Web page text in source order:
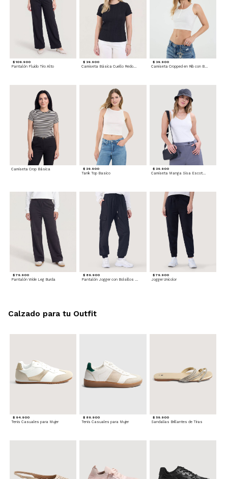
$ 109.900
Pantalón Fluido Tiro Alto
$ 39.900
Camiseta Básica Cuello Redondo
$ 39.900
Camiseta Crop Básica $ 29.900
Tank Top Basico
$ 29.900
$ 79.900
Pantalón Wide Leg Burda
$ 89.900
Pantalón Jogger con Bolsillos Cargo
$ 79.900
Jogger Unicolor
$ 94.900
Tenis Casuales para Mujer
$ 89.900
Tenis Casuales para Mujer
$ 59.900
Sandalias Brillantes de Tiras
Calzado para tu Outfit